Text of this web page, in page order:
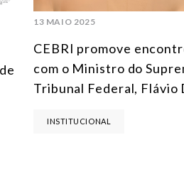
13 MAIO 2025
CEBRI promove
com o Ministro do
Tribunal Federal, Flávio
INSTITUCIONAL